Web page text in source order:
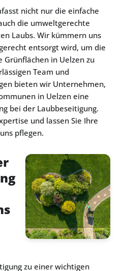
nicht nur die einfache
die umweltgerechte
Laubs. Wir kümmern uns
entsorgt wird, um die
Grünflächen in Uelzen zu
Team und
bieten wir Unternehmen,
in Uelzen eine
bei der Laubbeseitigung.
und lassen Sie Ihre
pflegen.
zu einer wichtigen